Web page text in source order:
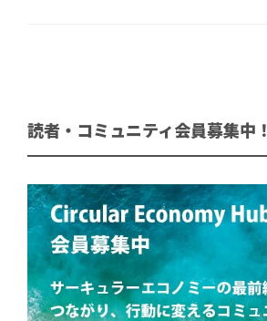
読者・コミュニティ会員募集中！